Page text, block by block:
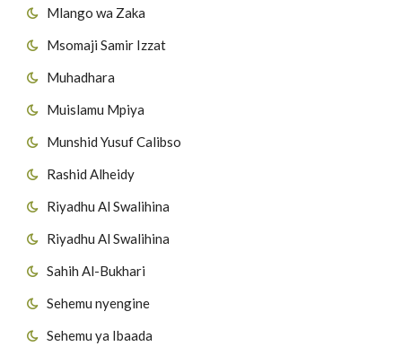
Mlango wa Zaka
Msomaji Samir Izzat
Muhadhara
Muislamu Mpiya
Munshid Yusuf Calibso
Rashid Alheidy
Riyadhu Al Swalihina
Riyadhu Al Swalihina
Sahih Al-Bukhari
Sehemu nyengine
Sehemu ya Ibaada